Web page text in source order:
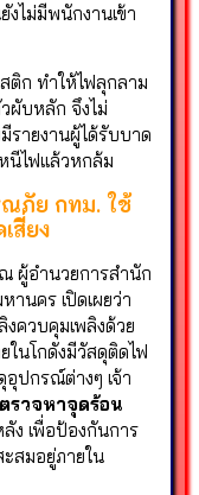
งไม่มีพนักงานเข้า
ติก ทำให้ไฟลุกลาม
ผับหลัก จึงไม่
รายงานผู้ได้รับบาด
นีไฟแล้วหกล้ม
ณภัย กทม. ใช้
สี่ยง
ผู้อำนวยการสำนัก
านคร เปิดเผยว่า
ควบคุมเพลิงด้วย
ในโกดังมีวัสดุติดไฟ
อุปกรณ์ต่างๆ เจ้า
รวจหาจุดร้อน
ง เพื่อป้องกันการ
สมอยู่ภายใน